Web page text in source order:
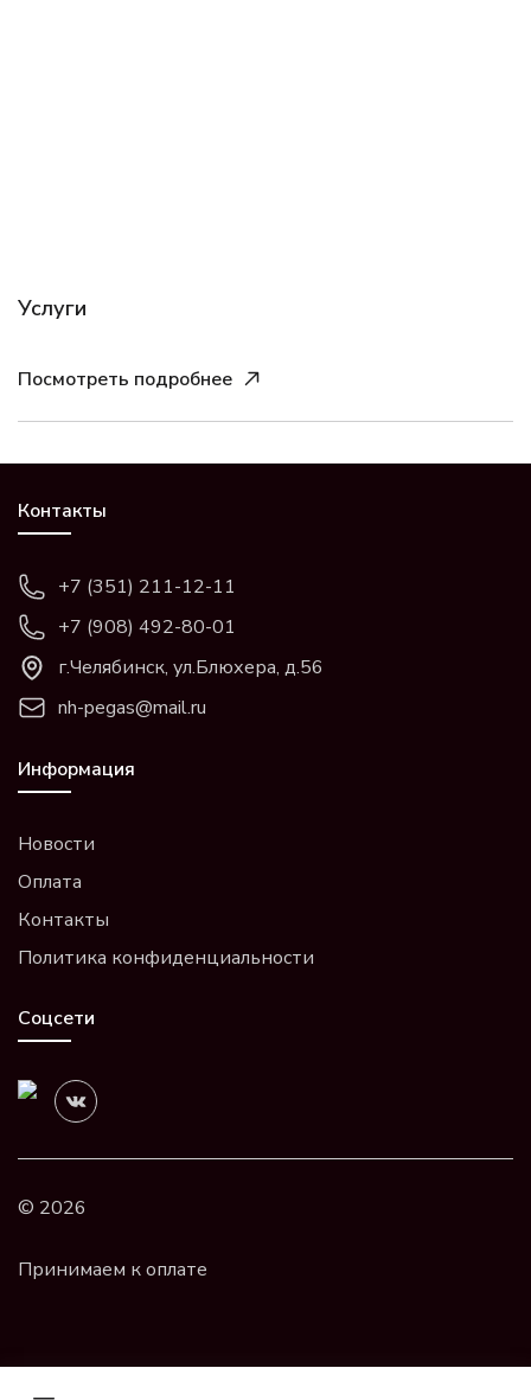
Услуги
Посмотреть подробнее
Контакты
+7 (351) 211-12-11
+7 (908) 492-80-01
г.Челябинск, ул.Блюхера, д.56
nh-pegas@mail.ru
Информация
Новости
Оплата
Контакты
Политика конфиденциальности
Соцсети
© 2026